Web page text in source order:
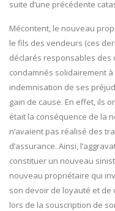
suite d’une précédente
Mécontent, le nouveau
le fils des vendeurs (ces
déclarés responsables
condamnés solidairement
indemnisation de ses
gain de cause. En effet, ils
était la conséquence de la
n’avaient pas réalisé des
d’assurance. Ainsi,
constituer un nouveau
nouveau propriétaire qui
son devoir de loyauté et de
lors de la souscription de